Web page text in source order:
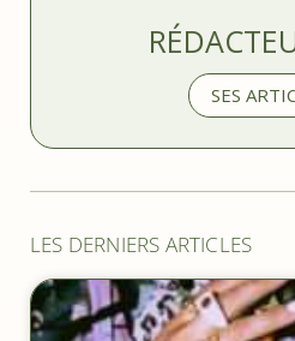
SES
LES DERNIERS ARTICLES